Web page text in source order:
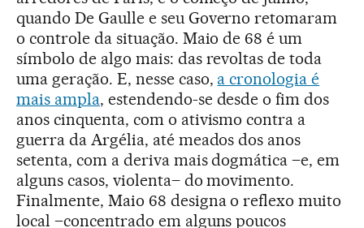
quando De Gaulle e seu Governo retomaram
o controle da situação. Maio de 68 é um
símbolo de algo mais: das revoltas de toda
uma geração. E, nesse caso, a cronologia é
mais ampla, estendendo-se desde o fim dos
anos cinquenta, com o ativismo contra a
guerra da Argélia, até meados dos anos
setenta, com a deriva mais dogmática –e, em
alguns casos, violenta– do movimento.
Finalmente, Maio 68 designa o reflexo muito
local –concentrado em alguns poucos